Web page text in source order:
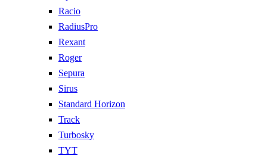
Racio
RadiusPro
Rexant
Roger
Sepura
Sirus
Standard Horizon
Track
Turbosky
TYT